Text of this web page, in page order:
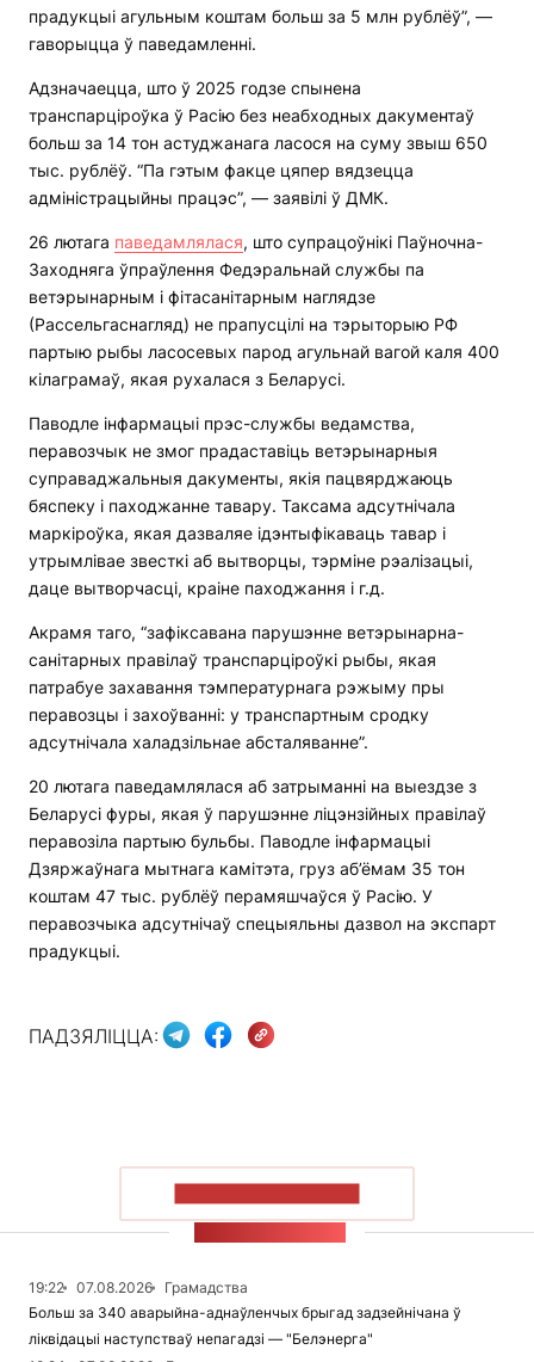
прадукцыі агульным коштам больш за 5 млн рублёў”, —
гаворыцца ў паведамленні.
Адзначаецца, што ў 2025 годзе спынена
транспарціроўка ў Расію без неабходных дакументаў
больш за 14 тон астуджанага ласося на суму звыш 650
тыс. рублёў. “Па гэтым факце цяпер вядзецца
адміністрацыйны працэс”, — заявілі ў ДМК.
26 лютага паведамлялася, што супрацоўнікі Паўночна-
Заходняга ўпраўлення Федэральнай службы па
ветэрынарным і фітасанітарным наглядзе
(Рассельгаснагляд) не прапусцілі на тэрыторыю РФ
партыю рыбы ласосевых парод агульнай вагой каля 400
кілаграмаў, якая рухалася з Беларусі.
Паводле інфармацыі прэс-службы ведамства,
перавозчык не змог прадаставіць ветэрынарныя
суправаджальныя дакументы, якія пацвярджаюць
бяспеку і паходжанне тавару. Таксама адсутнічала
маркіроўка, якая дазваляе ідэнтыфікаваць тавар і
утрымлівае звесткі аб вытворцы, тэрміне рэалізацыі,
даце вытворчасці, краіне паходжання і г.д.
Акрамя таго, “зафіксавана парушэнне ветэрынарна-
санітарных правілаў транспарціроўкі рыбы, якая
патрабуе захавання тэмпературнага рэжыму пры
перавозцы і захоўванні: у транспартным сродку
адсутнічала халадзільнае абсталяванне”.
20 лютага паведамлялася аб затрыманні на выездзе з
Беларусі фуры, якая ў парушэнне ліцэнзійных правілаў
перавозіла партыю бульбы. Паводле інфармацыі
Дзяржаўнага мытнага камітэта, груз аб’ёмам 35 тон
коштам 47 тыс. рублёў перамяшчаўся ў Расію. У
перавозчыка адсутнічаў спецыяльны дазвол на экспарт
прадукцыі.
ПАДЗЯЛІЦЦА:
19:22 07.08.2026
Грамадства
Больш за 340 аварыйна-аднаўленчых брыгад задзейнічана ў
ліквідацыі наступстваў непагадзі — "Белэнерга"